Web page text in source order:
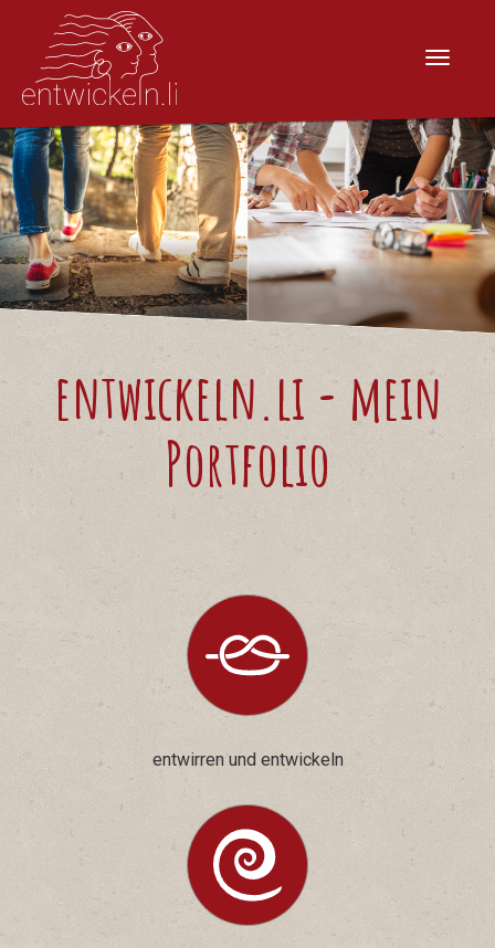
Inhalt
springen
Zur
Navigation
springen
Menu
entwickeln.li - mein
Portfolio
entwirren und entwickeln